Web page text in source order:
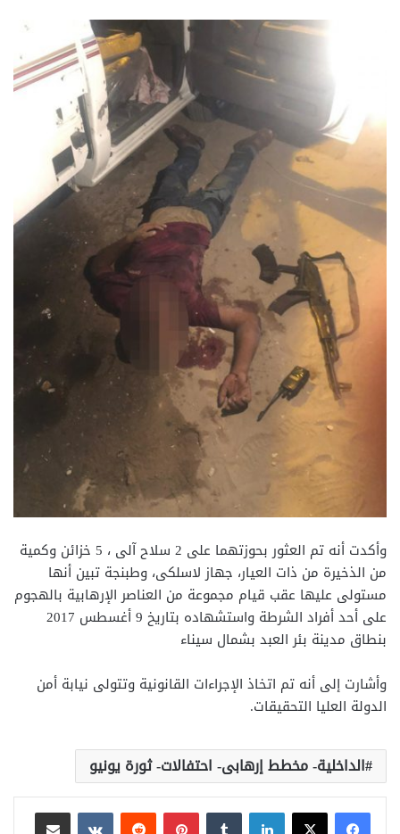
وأكدت أنه تم العثور بحوزتهما على 2 سلاح آلى ، 5 خزائن وكمية
من الذخيرة من ذات العيار، جهاز لاسلكى، وطبنجة تبين أنها
مستولى عليها عقب قيام مجموعة من العناصر الإرهابية بالهجوم
على أحد أفراد الشرطة واستشهاده بتاريخ 9 أغسطس 2017
بنطاق مدينة بئر العبد بشمال سيناء
وأشارت إلى أنه تم اتخاذ الإجراءات القانونية وتتولى نيابة أمن
الدولة العليا التحقيقات.
الداخلية- مخطط إرهابى- احتفالات- ثورة يونيو
لينكدإن بينتيريست
مشاركة عبر البريد